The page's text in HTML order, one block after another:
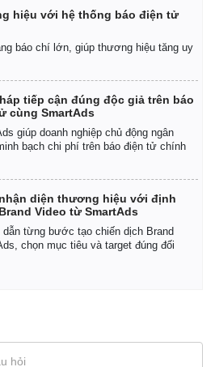
Giá cà phê
hiệu với hệ thống báo điện tử
báo chí lớn, giúp thương hiệu tăng uy
tiếp cận đúng độc giả trên báo
cùng SmartAds
giúp doanh nghiệp chủ động ngân
bạch chi phí trên báo điện tử chính
diện thương hiệu với định
Video từ SmartAds
dẫn từng bước tạo chiến dịch Brand
chọn mục tiêu và target đúng đối